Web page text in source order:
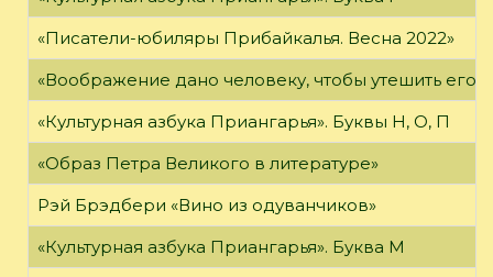
«Писатели-юбиляры Прибайкалья. Весна 2022»
«Воображение дано человеку, чтобы утешить его
«Культурная азбука Приангарья». Буквы Н, О, П
«Образ Петра Великого в литературе»
Рэй Брэдбери «Вино из одуванчиков»
«Культурная азбука Приангарья». Буква М